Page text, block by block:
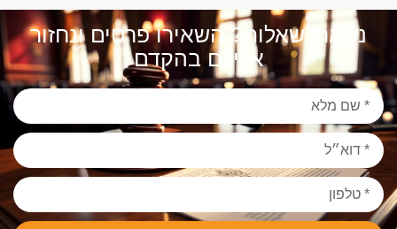
נשארו שאלות? השאירו פרטים ונחזור
אליכם בהקדם